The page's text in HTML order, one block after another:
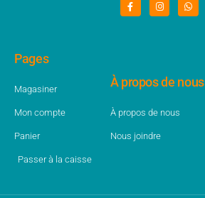
Pages
Magasiner
Mon compte
Panier
Passer à la caisse
À propos de nous
À propos de nous
Nous joindre